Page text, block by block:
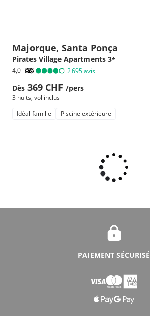
Majorque, Santa Ponça
Pirates Village Apartments 3*
4,0 2 695avis
Dès 369 CHF /pers
3 nuits, vol inclus
Idéal famille
Piscine extérieure
PAIEMENT SÉCURISÉ